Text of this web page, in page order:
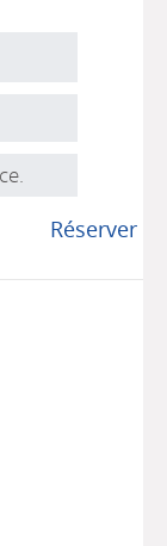
Réserver